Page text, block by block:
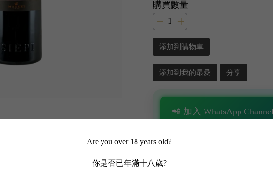
Are you over 18 years old?
你是否已年滿十八歲?
購買數量
添加到購物車
添加到我的最愛 分享
📲 加入 WhatsApp Channel